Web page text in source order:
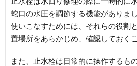
蛇口の水圧を調節する機能がありま
使いこなすためには、それらの役割
置場所をあらかじめ、確認しておく
また、止水栓は日常的に操作するも